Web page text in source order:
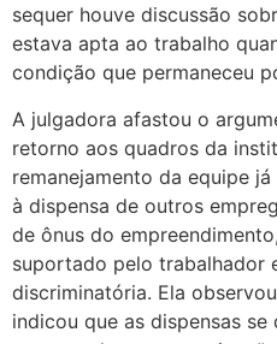
sequer houve discussão
estava apta ao trabalho
condição que permaneceu
A julgadora afastou o
retorno aos quadros da
remanejamento da equipe
à dispensa de outros
de ônus do
suportado pelo trabalhador
discriminatória. Ela
indicou que as dispensas se